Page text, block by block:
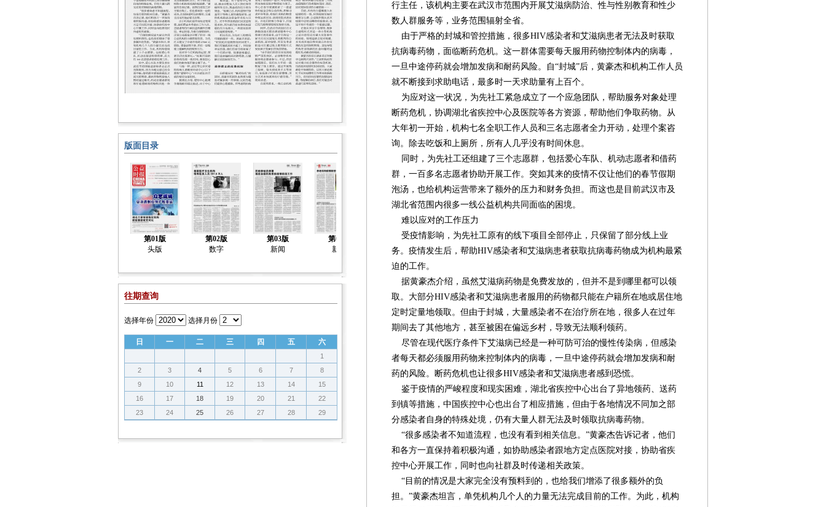
版面目录
第01版
头版
第02版
数字
第03版
新闻
第04版
新闻
第05版
新闻
第06版
新闻
第07版
新闻
第08版
封面报道
第09版
新闻
往期查询
选择年份 选择月份
日 一 二 三 四 五 六
1
2
3 4 5 6 7
8
9
10 11 12 13 14
15
16
17 18 19 20 21
22
23
24 25 26 27 28 29
行主任，该机构主要在武汉市范围内开展艾滋病防治、性与性别教育和性少
数人群服务等，业务范围辐射全省。
由于严格的封城和管控措施，很多HIV感染者和艾滋病患者无法及时获取
抗病毒药物，面临断药危机。这一群体需要每天服用药物控制体内的病毒，
一旦中途停药就会增加发病和耐药风险。自“封城”后，黄豪杰和机构工作人员
就不断接到求助电话，最多时一天求助量有上百个。
为应对这一状况，为先社工紧急成立了一个应急团队，帮助服务对象处理
断药危机，协调湖北省疾控中心及医院等各方资源，帮助他们争取药物。从
大年初一开始，机构七名全职工作人员和三名志愿者全力开动，处理个案咨
询。除去吃饭和上厕所，所有人几乎没有时间休息。
同时，为先社工还组建了三个志愿群，包括爱心车队、机动志愿者和借药
群，一百多名志愿者协助开展工作。突如其来的疫情不仅让他们的春节假期
泡汤，也给机构运营带来了额外的压力和财务负担。而这也是目前武汉市及
湖北省范围内很多一线公益机构共同面临的困境。
难以应对的工作压力
受疫情影响，为先社工原有的线下项目全部停止，只保留了部分线上业
务。疫情发生后，帮助HIV感染者和艾滋病患者获取抗病毒药物成为机构最紧
迫的工作。
据黄豪杰介绍，虽然艾滋病药物是免费发放的，但并不是到哪里都可以领
取。大部分HIV感染者和艾滋病患者服用的药物都只能在户籍所在地或居住地
定时定量地领取。但由于封城，大量感染者不在治疗所在地，很多人在过年
期间去了其他地方，甚至被困在偏远乡村，导致无法顺利领药。
尽管在现代医疗条件下艾滋病已经是一种可防可治的慢性传染病，但感染
者每天都必须服用药物来控制体内的病毒，一旦中途停药就会增加发病和耐
药的风险。断药危机也让很多HIV感染者和艾滋病患者感到恐慌。
鉴于疫情的严峻程度和现实困难，湖北省疾控中心出台了异地领药、送药
到镇等措施，中国疾控中心也出台了相应措施，但由于各地情况不同加之部
分感染者自身的特殊处境，仍有大量人群无法及时领取抗病毒药物。
“很多感染者不知道流程，也没有看到相关信息。”黄豪杰告诉记者，他们
和各方一直保持着积极沟通，如协助感染者跟地方定点医院对接，协助省疾
控中心开展工作，同时也向社群及时传递相关政策。
“目前的情况是大家完全没有预料到的，也给我们增添了很多额外的负
担。”黄豪杰坦言，单凭机构几个人的力量无法完成目前的工作。为此，机构